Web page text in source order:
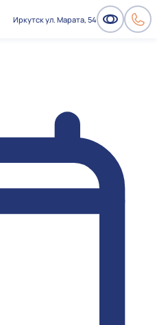
Иркутск ул. Марата, 54